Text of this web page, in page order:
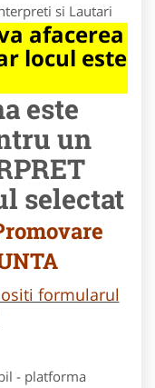
si Lautari
afacerea
locul este
este
un
selectat
formularul
- platforma